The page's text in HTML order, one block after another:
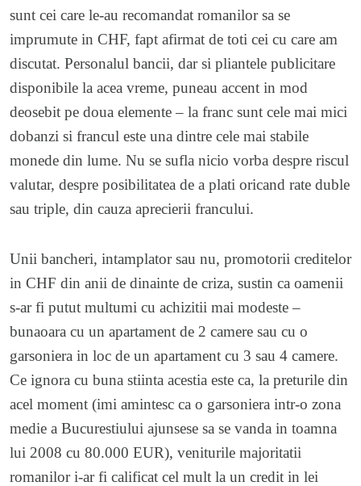
sunt cei care le-au recomandat romanilor sa se
imprumute in CHF, fapt afirmat de toti cei cu care am
discutat. Personalul bancii, dar si pliantele publicitare
disponibile la acea vreme, puneau accent in mod
deosebit pe doua elemente – la franc sunt cele mai mici
dobanzi si francul este una dintre cele mai stabile
monede din lume. Nu se sufla nicio vorba despre riscul
valutar, despre posibilitatea de a plati oricand rate duble
sau triple, din cauza aprecierii francului.
Unii bancheri, intamplator sau nu, promotorii creditelor
in CHF din anii de dinainte de criza, sustin ca oamenii
s-ar fi putut multumi cu achizitii mai modeste –
bunaoara cu un apartament de 2 camere sau cu o
garsoniera in loc de un apartament cu 3 sau 4 camere.
Ce ignora cu buna stiinta acestia este ca, la preturile din
acel moment (imi amintesc ca o garsoniera intr-o zona
medie a Bucurestiului ajunsese sa se vanda in toamna
lui 2008 cu 80.000 EUR), veniturile majoritatii
romanilor i-ar fi calificat cel mult la un credit in lei